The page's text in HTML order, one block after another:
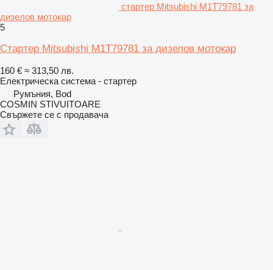
стартер Mitsubishi M1T79781 за
дизелов мотокар
5
Стартер Mitsubishi M1T79781 за дизелов мотокар
160 € ≈ 313,50 лв.
Електрическа система - стартер
Румъния, Bod
COSMIN STIVUITOARE
Свържете се с продавача